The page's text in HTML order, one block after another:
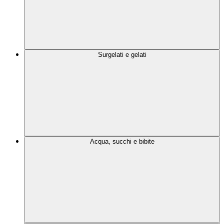
Surgelati e gelati
Acqua, succhi e bibite